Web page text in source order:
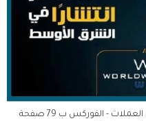
الكتاب عبارة عن مقدمة إحترافية عن سوق العملات - الفوركس ب 79 صفحة